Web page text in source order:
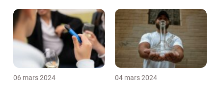
06 mars 2024 04 mars 2024